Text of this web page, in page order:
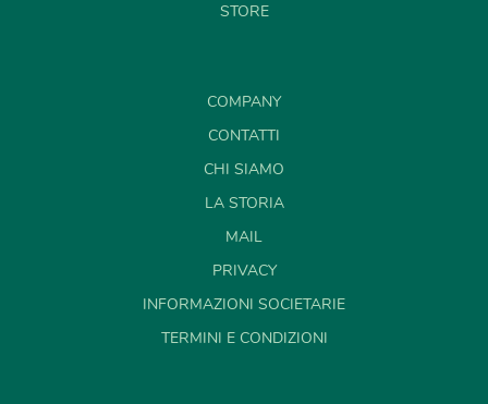
STORE
COMPANY
CONTATTI
CHI SIAMO
LA STORIA
MAIL
PRIVACY
INFORMAZIONI SOCIETARIE
TERMINI E CONDIZIONI